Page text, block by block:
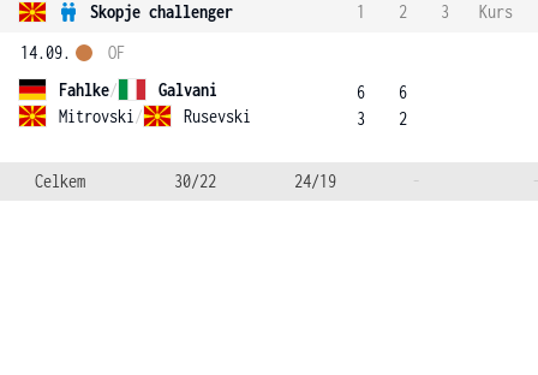
Skopje challenger 1 2 3
Kurs
14.09.
Fahlke/
Galvani
Mitrovski / Rusevski
OF
6
3
6
2
Celkem 30/22 24/19 -